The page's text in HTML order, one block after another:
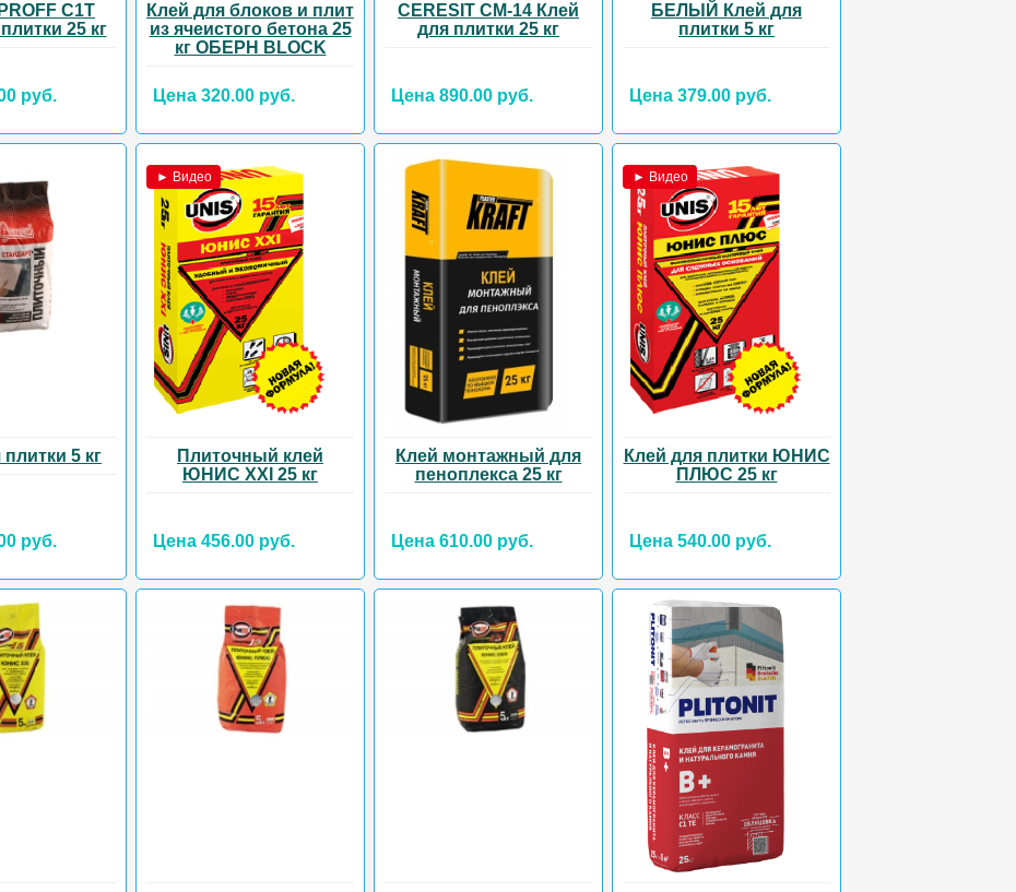
C1T
25 кг
руб.
Клей для блоков и плит
из ячеистого бетона 25
кг ОБЕРН BLOCK
Цена 320.00 руб.
CERESIT CM-14 Клей
для плитки 25 кг
Цена 890.00 руб.
БЕЛЫЙ Клей для
плитки 5 кг
Цена 379.00 руб.
5 кг
руб.
► Видео
Плиточный клей
ЮНИС XXI 25 кг
Цена 456.00 руб.
Клей монтажный для
пеноплекса 25 кг
Цена 610.00 руб.
► Видео
Клей для плитки ЮНИС
ПЛЮС 25 кг
Цена 540.00 руб.